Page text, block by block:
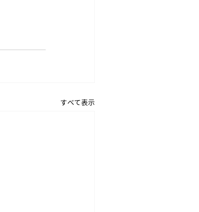
すべて表示